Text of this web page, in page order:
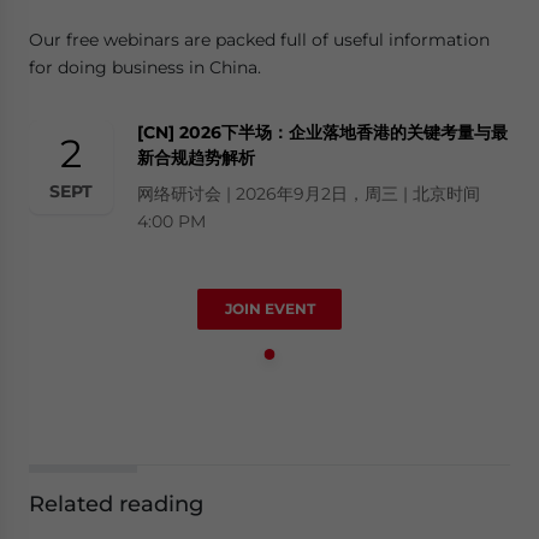
Our free webinars are packed full of useful information
for doing business in China.
2
SEPT
[CN] 2026下半场：企业落地香港的关键考量与最
新合规趋势解析
网络研讨会 | 2026年9月2日，周三 | 北京时间
4:00 PM
JOIN EVENT
Related reading